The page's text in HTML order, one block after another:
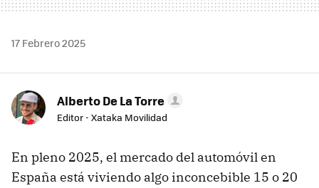
17 Febrero 2025
Alberto De La Torre
Editor - Xataka Movilidad
En pleno 2025, el mercado del automóvil en
España está viviendo algo inconcebible 15 o 20